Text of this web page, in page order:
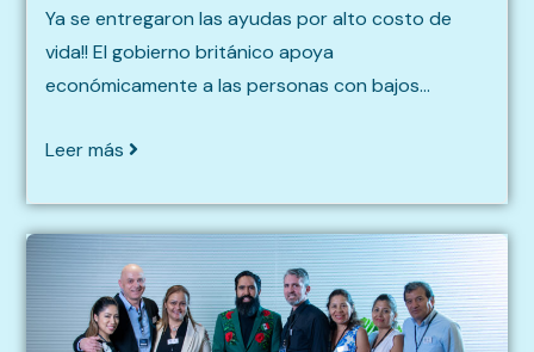
Ya se entregaron las ayudas por alto costo de
vida!! El gobierno británico apoya
económicamente a las personas con bajos...
Leer más